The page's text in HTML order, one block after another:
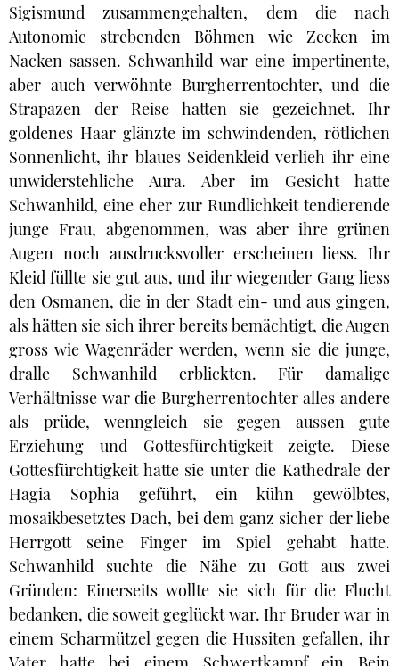
Sigismund zusammengehalten, dem die nach
Autonomie strebenden Böhmen wie Zecken im
Nacken sassen. Schwanhild war eine impertinente,
aber auch verwöhnte Burgherrentochter, und die
Strapazen der Reise hatten sie gezeichnet. Ihr
goldenes Haar glänzte im schwindenden, rötlichen
Sonnenlicht, ihr blaues Seidenkleid verlieh ihr eine
unwiderstehliche Aura. Aber im Gesicht hatte
Schwanhild, eine eher zur Rundlichkeit tendierende
junge Frau, abgenommen, was aber ihre grünen
Augen noch ausdrucksvoller erscheinen liess. Ihr
Kleid füllte sie gut aus, und ihr wiegender Gang liess
den Osmanen, die in der Stadt ein- und aus gingen,
als hätten sie sich ihrer bereits bemächtigt, die Augen
gross wie Wagenräder werden, wenn sie die junge,
dralle Schwanhild erblickten. Für damalige
Verhältnisse war die Burgherrentochter alles andere
als prüde, wenngleich sie gegen aussen gute
Erziehung und Gottesfürchtigkeit zeigte. Diese
Gottesfürchtigkeit hatte sie unter die Kathedrale der
Hagia Sophia geführt, ein kühn gewölbtes,
mosaikbesetztes Dach, bei dem ganz sicher der liebe
Herrgott seine Finger im Spiel gehabt hatte.
Schwanhild suchte die Nähe zu Gott aus zwei
Gründen: Einerseits wollte sie sich für die Flucht
bedanken, die soweit geglückt war. Ihr Bruder war in
einem Scharmützel gegen die Hussiten gefallen, ihr